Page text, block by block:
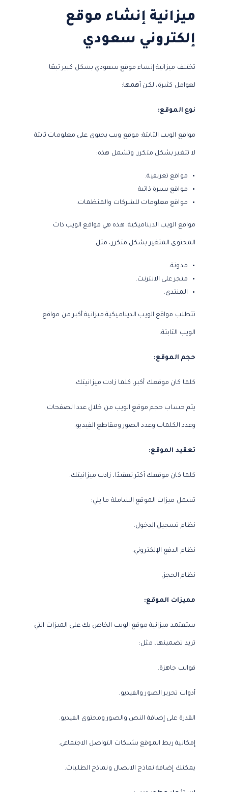
ميزانية إنشاء موقع
إلكتروني سعودي
تختلف ميزانية إنشاء موقع سعودي بشكل كبير تبعًا
لعوامل كثيرة، لكن أهمها:
نوع الموقع:
مواقع الويب الثابتة: موقع ويب يحتوي على معلومات ثابتة
لا تتغير بشكل متكرر. وتشمل هذه:
مواقع تعريفية.
مواقع سيرة ذاتية
مواقع معلومات للشركات والمنظمات.
مواقع الويب الديناميكية. هذه هي مواقع الويب ذات
المحتوى المتغير بشكل متكرر، مثل:
مدونة.
متجر على الانترنت.
المنتدى.
تتطلب مواقع الويب الديناميكية ميزانية أكبر من مواقع
الويب الثابتة.
حجم الموقع:
كلما كان موقعك أكبر، كلما زادت ميزانيتك.
يتم حساب حجم موقع الويب من خلال عدد الصفحات
وعدد الكلمات وعدد الصور ومقاطع الفيديو.
تعقيد الموقع:
كلما كان موقعك أكثر تعقيدًا، زادت ميزانيتك.
تشمل ميزات الموقع الشاملة ما يلي:
نظام تسجيل الدخول.
نظام الدفع الإلكتروني.
نظام الحجز.
مميزات الموقع:
ستعتمد ميزانية موقع الويب الخاص بك على الميزات التي
تريد تضمينها، مثل:
قوالب جاهزة.
أدوات تحرير الصور والفيديو.
القدرة على إضافة النص والصور ومحتوى الفيديو.
إمكانية ربط الموقع بشبكات التواصل الاجتماعي.
يمكنك إضافة نماذج الاتصال ونماذج الطلبات.